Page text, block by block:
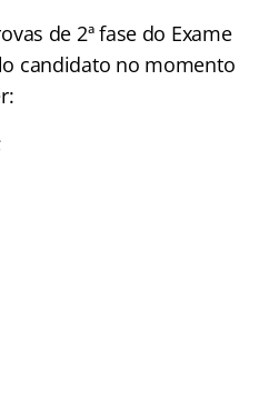
de 2ª fase do Exame
candidato no momento